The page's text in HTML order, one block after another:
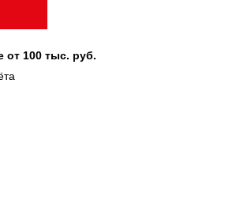
от 100 тыс. руб.